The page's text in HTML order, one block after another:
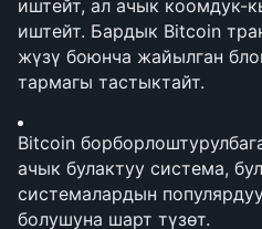
иштейт, ал ачык коомдук-
иштейт. Бардык Bitcoin
жүзү боюнча жайылган
тармагы тастыктайт.
Bitcoin
ачык булактуу система,
системалардын
болушуна шарт түзөт.